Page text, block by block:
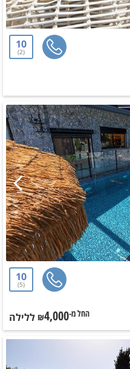
10
2
10
5
החל מ-₪4,000 ללילה